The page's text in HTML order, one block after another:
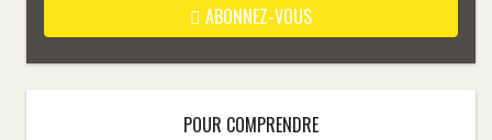
ABONNEZ-VOUS
POUR COMPRENDRE